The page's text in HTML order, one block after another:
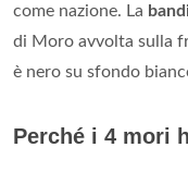
come nazione. La
di Moro avvolta sulla
è nero su sfondo
Perché i 4 mori